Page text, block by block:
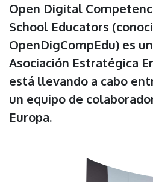
Open Digital
School Educators
OpenDigCompEdu) es
Asociación Estratégica
está llevando a cabo
un equipo de
Europa.